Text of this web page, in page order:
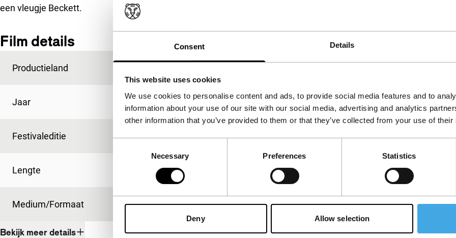
Consent Details
This website uses cookies
We use cookies to personalise content and ads, to provide social media features and to
information about your use of our site with our social media, advertising and analytics
other information that you’ve provided to them or that they’ve collected from your use of
Necessary Preferences Statistics
Deny Allow selection
een vleugje Beckett.
Film details
Productieland
Jaar 2012
Festivaleditie IFFR 2013
Lengte 100'
Medium/Formaat DCP
Bekijk meer details